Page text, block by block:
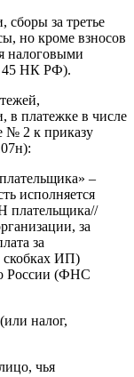
за третье
но кроме взносов
налоговыми
45 НК РФ).
в платежке в числе
№ 2 к приказу
–
исполняется
плательщика//
за
за
скобках ИП)
России (ФНС
налог,
чья